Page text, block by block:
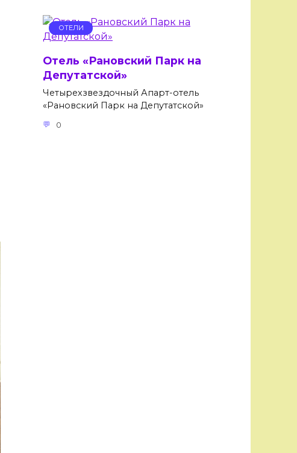
ОТЕЛИ
Отель «Рановский Парк на
Депутатской»
Четырехзвездочный Апарт-отель
«Рановский Парк на Депутатской»
0